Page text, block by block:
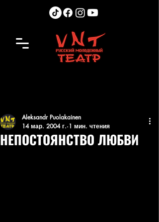
НЕПОСТОЯНСТВО ЛЮБВИ
Aleksandr Puolakainen
14 мар. 2004 г. 1 мин. чтения